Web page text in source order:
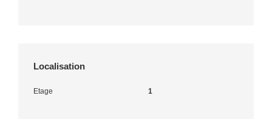
Localisation
Etage 1